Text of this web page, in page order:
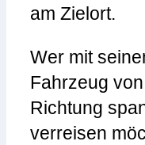
am Zielort.
Wer mit
Fahrzeug
Richtung
verreisen